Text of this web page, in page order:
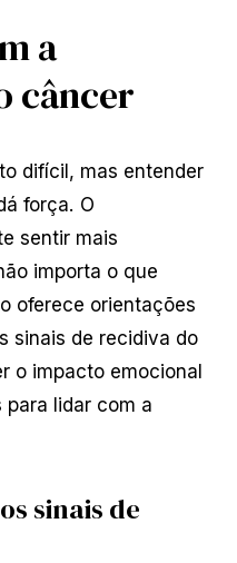
a
câncer
difícil, mas entender
força. O
sentir mais
importa o que
oferece orientações
sinais de recidiva do
o impacto emocional
lidar com a
sinais de